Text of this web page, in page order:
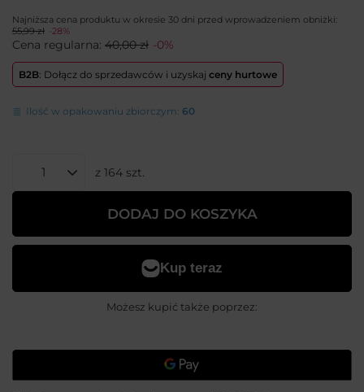
Najniższa cena produktu w okresie 30 dni przed wprowadzeniem obniżki:
55,99 zł
-28%
Cena regularna: 40,00 zł -0%
B2B: Dołącz do sprzedawców i uzyskaj ceny hurtowe
Ilość w opakowaniu zbiorczym: 60
z 164 szt.
DODAJ DO KOSZYKA
Możesz kupić także poprzez: